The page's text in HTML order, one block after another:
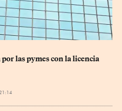
las pymes con la licencia